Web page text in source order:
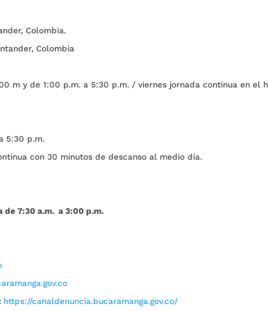
Colombia.
Colombia
m y de 1:00 p.m. a 5:30 p.m. / viernes jornada continua en el
5:30 p.m.
con 30 minutos de descanso al medio día.
de 7:30 a.m. a 3:00 p.m.
https://canaldenuncia.bucaramanga.gov.co/